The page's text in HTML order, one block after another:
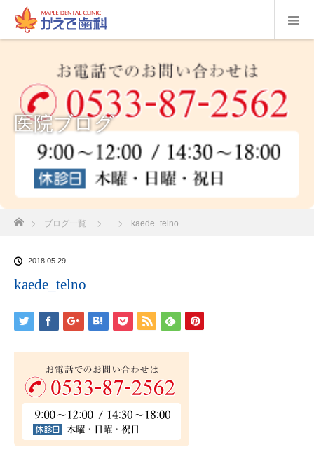
医院ブログ
ブログ一覧 kaede_telno
2018.05.29
kaede_telno